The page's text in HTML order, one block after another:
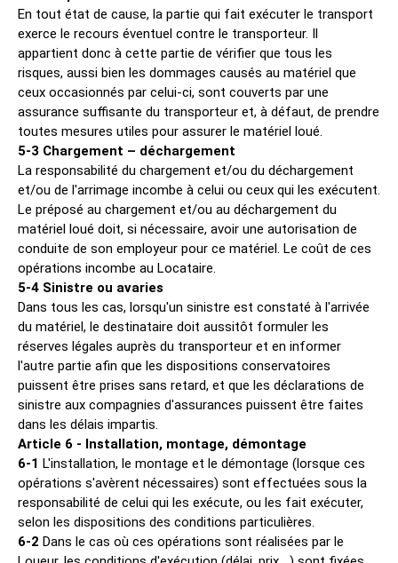
En tout état de cause, la partie qui fait exécuter le transport
exerce le recours éventuel contre le transporteur. Il
appartient donc à cette partie de vérifier que tous les
risques, aussi bien les dommages causés au matériel que
ceux occasionnés par celui-ci, sont couverts par une
assurance suffisante du transporteur et, à défaut, de prendre
toutes mesures utiles pour assurer le matériel loué.
5-3 Chargement – déchargement
La responsabilité du chargement et/ou du déchargement
et/ou de l'arrimage incombe à celui ou ceux qui les exécutent.
Le préposé au chargement et/ou au déchargement du
matériel loué doit, si nécessaire, avoir une autorisation de
conduite de son employeur pour ce matériel. Le coût de ces
opérations incombe au Locataire.
5-4 Sinistre ou avaries
Dans tous les cas, lorsqu'un sinistre est constaté à l'arrivée
du matériel, le destinataire doit aussitôt formuler les
réserves légales auprès du transporteur et en informer
l'autre partie afin que les dispositions conservatoires
puissent être prises sans retard, et que les déclarations de
sinistre aux compagnies d'assurances puissent être faites
dans les délais impartis.
Article 6 - Installation, montage, démontage
6-1 L'installation, le montage et le démontage (lorsque ces
opérations s'avèrent nécessaires) sont effectuées sous la
responsabilité de celui qui les exécute, ou les fait exécuter,
selon les dispositions des conditions particulières.
6-2 Dans le cas où ces opérations sont réalisées par le